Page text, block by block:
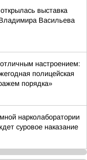
выставка
Васильева
настроением:
полицейская
порядка»
нарколаборатории
суровое наказание